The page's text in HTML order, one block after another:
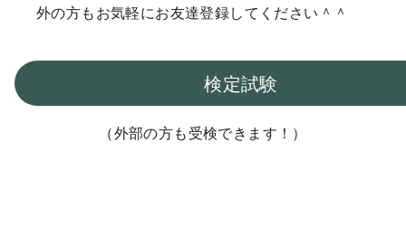
外の方もお気軽にお友達登録してください＾＾
検定試験
（外部の方も受検できます！）